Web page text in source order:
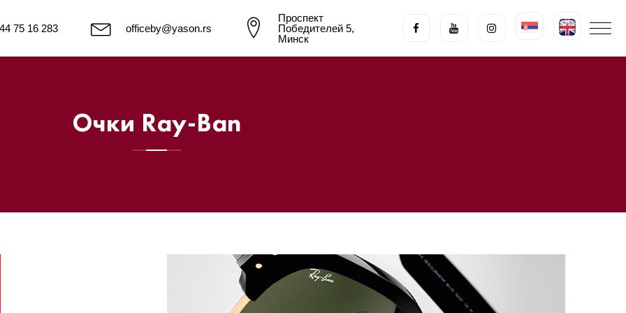
75 16 283 officeby@yason.rs
Проспект
Победителeй 5,
Минск
Очки Ray-Ban